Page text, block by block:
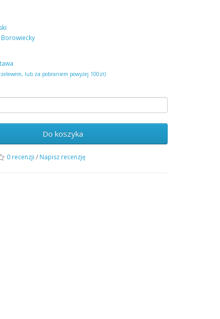
lub za pobraniem powyżej 100zł)
Do koszyka
0 recenzji / Napisz recenzję